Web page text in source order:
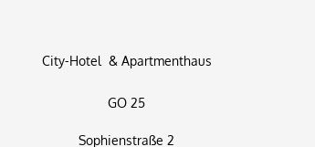
City-Hotel & Apartmenthaus
GO 25
Sophienstraße 2